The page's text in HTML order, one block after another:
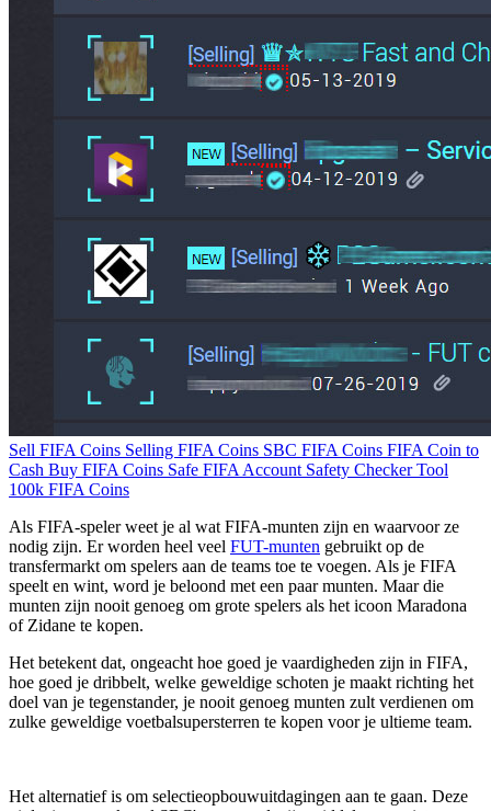
Sell FIFA Coins Selling FIFA Coins SBC FIFA Coins FIFA Coin to
Cash Buy FIFA Coins Safe FIFA Account Safety Checker Tool
100k FIFA Coins
Als FIFA-speler weet je al wat FIFA-munten zijn en waarvoor ze
nodig zijn. Er worden heel veel FUT-munten gebruikt op de
transfermarkt om spelers aan de teams toe te voegen. Als je FIFA
speelt en wint, word je beloond met een paar munten. Maar die
munten zijn nooit genoeg om grote spelers als het icoon Maradona
of Zidane te kopen.
Het betekent dat, ongeacht hoe goed je vaardigheden zijn in FIFA,
hoe goed je dribbelt, welke geweldige schoten je maakt richting het
doel van je tegenstander, je nooit genoeg munten zult verdienen om
zulke geweldige voetbalsupersterren te kopen voor je ultieme team.
Het alternatief is om selectieopbouwuitdagingen aan te gaan. Deze